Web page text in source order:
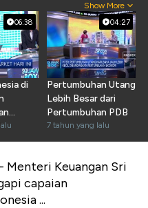
Show More
06:38
di
04:27
Pertumbuhan Utang
Lebih Besar dari
Pertumbuhan PDB
7 tahun yang lalu
- Menteri Keuangan Sri
capaian
...